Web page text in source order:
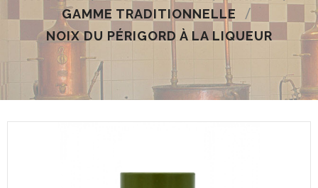
GAMME TRADITIONNELLE
NOIX DU PÉRIGORD À LA LIQUEUR